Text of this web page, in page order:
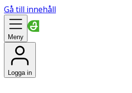
Gå till innehåll
Meny
Logga in